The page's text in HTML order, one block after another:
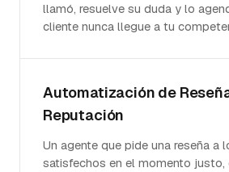
llamó, resuelve su duda y lo
cliente nunca llegue a tu
Automatización de
Reputación
Un agente que pide una reseña a
satisfechos en el momento justo,